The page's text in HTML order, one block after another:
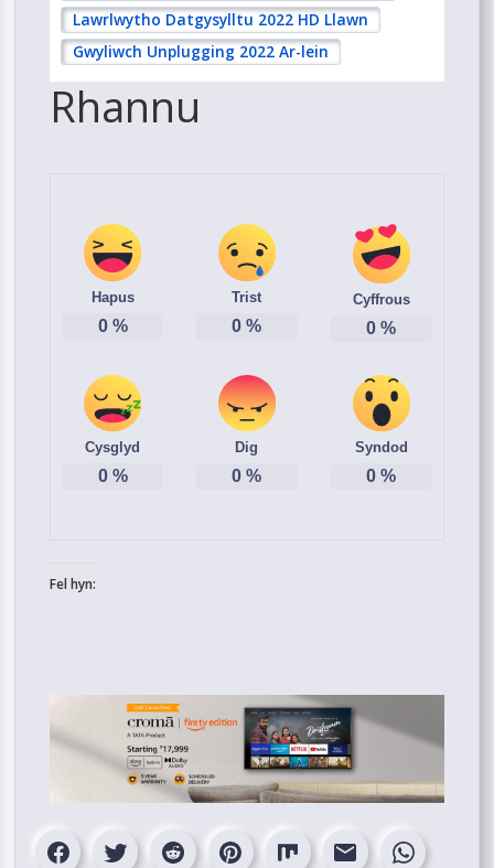
Lawrlwytho Datgysylltu 2022 HD Llawn
Gwyliwch Unplugging 2022 Ar-lein
Rhannu
Hapus
0%
Trist
0 %
Cyffrous
0 %
Cysglyd
0%
Dig
0 %
Syndod
0 %
Fel hyn: